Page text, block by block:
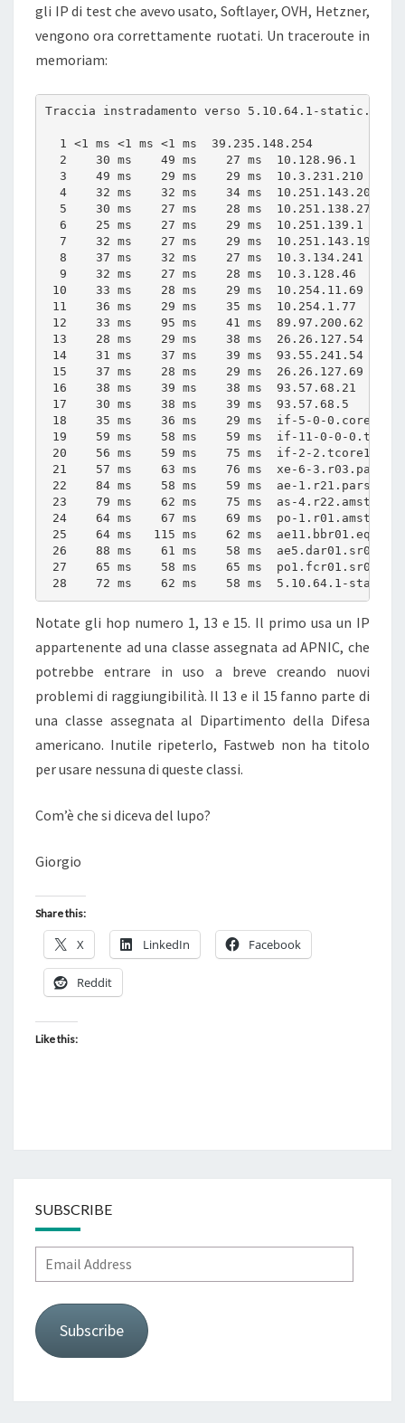
gli IP di test che avevo usato, Softlayer, OVH, Hetzner,
vengono ora correttamente ruotati. Un traceroute in
memoriam:
Traccia instradamento verso 5.10.64.1-
1 <1 ms <1 ms <1 ms  39.235.148.254
2    30 ms    49 ms    27 ms  10.128.96.1
3    49 ms    29 ms    29 ms  10.3.231.210
4    32 ms    32 ms    34 ms  10.251.143.209
5    30 ms    27 ms    28 ms  10.251.138.27
6    25 ms    27 ms    29 ms  10.251.139.1
7    32 ms    27 ms    29 ms  10.251.143.194
8    37 ms    32 ms    27 ms  10.3.134.241
9    32 ms    27 ms    28 ms  10.3.128.46
10    33 ms    28 ms    29 ms  10.254.11.69
11    36 ms    29 ms    35 ms  10.254.1.77
12    33 ms    95 ms    41 ms  89.97.200.62
13    28 ms    29 ms    38 ms  26.26.127.54
14    31 ms    37 ms    39 ms  93.55.241.54
15    37 ms    28 ms    29 ms  26.26.127.69
16    38 ms    39 ms    38 ms  93.57.68.21
17    30 ms    38 ms    39 ms  93.57.68.5
18    35 ms    36 ms    29 ms  if-5-0-
19    59 ms    58 ms    59 ms  if-11-0-0-
20    56 ms    59 ms    75 ms  if-2-
21    57 ms    63 ms    76 ms  xe-6-
22    84 ms    58 ms    59 ms  ae-
23    79 ms    62 ms    75 ms  as-
24    64 ms    67 ms    69 ms  po-
25    64 ms   115 ms    62 ms
26    88 ms    61 ms    58 ms
27    65 ms    58 ms    65 ms
28    72 ms    62 ms    58 ms  5.10.64.1-
Notate gli hop numero 1, 13 e 15. Il primo usa un IP
appartenente ad una classe assegnata ad APNIC, che
potrebbe entrare in uso a breve creando nuovi
problemi di raggiungibilità. Il 13 e il 15 fanno parte di
una classe assegnata al Dipartimento della Difesa
americano. Inutile ripeterlo, Fastweb non ha titolo
per usare nessuna di queste classi.
Com’è che si diceva del lupo?
Giorgio
Share this:
X LinkedIn Facebook
Reddit
Like this:
SUBSCRIBE
Email
Address
Subscribe